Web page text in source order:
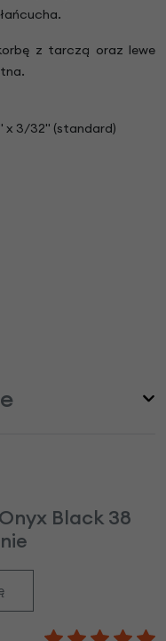
z tarczą oraz lewe
x 3/32" (standard)
Black 38